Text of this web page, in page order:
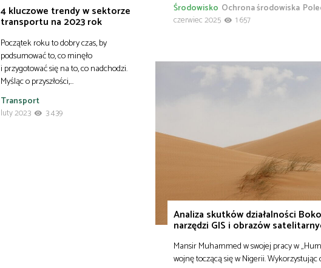
4 kluczowe trendy w sektorze
transportu na 2023 rok
Początek roku to dobry czas, by
podsumować to, co minęło
i przygotować się na to, co nadchodzi.
Myśląc o przyszłości,…
Transport
luty 2023
3 439
Ochrona środowiska
Środowisko
czerwiec 2025
1 657
Analiza skutków działalności
narzędzi GIS i obrazów
Mansir Muhammed w swojej pracy w
wojnę toczącą się w Nigerii.